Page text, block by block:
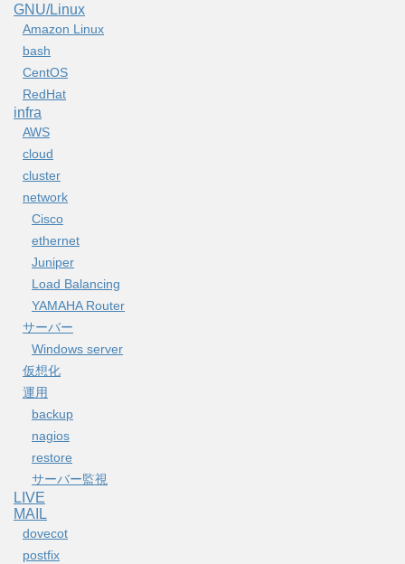
GNU/Linux
Amazon Linux
bash
CentOS
RedHat
infra
AWS
cloud
cluster
network
Cisco
ethernet
Juniper
Load Balancing
YAMAHA Router
サーバー
Windows server
仮想化
運用
backup
nagios
restore
サーバー監視
LIVE
MAIL
dovecot
postfix